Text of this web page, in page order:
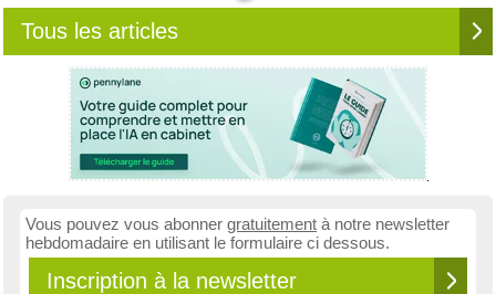
Tous les articles
Vous pouvez vous abonner gratuitement à notre newsletter
hebdomadaire en utilisant le formulaire ci dessous.
Inscription à la newsletter